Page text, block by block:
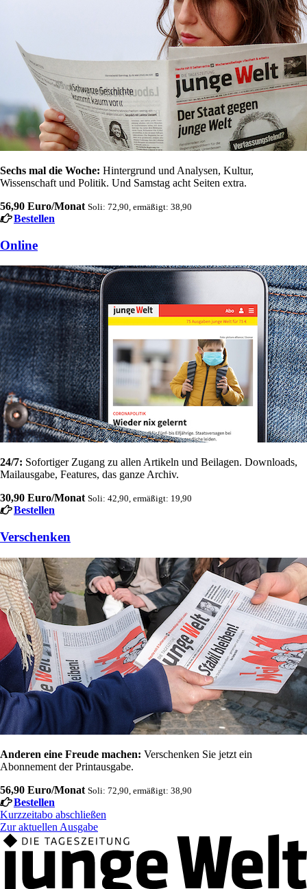
Sechs mal die Woche: Hintergrund und Analysen, Kultur,
Wissenschaft und Politik. Und Samstag acht Seiten extra.
56,90 Euro/Monat Soli: 72,90, ermäßigt: 38,90
Bestellen
Online
24/7: Sofortiger Zugang zu allen Artikeln und Beilagen. Downloads,
Mailausgabe, Features, das ganze Archiv.
30,90 Euro/Monat Soli: 42,90, ermäßigt: 19,90
Bestellen
Verschenken
Anderen eine Freude machen: Verschenken Sie jetzt ein
Abonnement der Printausgabe.
56,90 Euro/Monat Soli: 72,90, ermäßigt: 38,90
Bestellen
Kurzzeitabo abschließen
Zur aktuellen Ausgabe